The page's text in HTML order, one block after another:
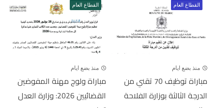
القطاع العام
منذ بضع ايام
مباراة توظيف 70 تقني من
الدرجة الثالثة بوزارة الفلاحة
القطاع العام
منذ بضع ايام
مباراة ولوج مهنة المفوضين
القضائيين 2026: وزارة العدل